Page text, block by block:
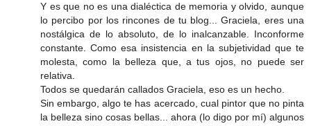
Y es que no es una dialéctica de memoria y olvido, aunque
lo percibo por los rincones de tu blog... Graciela, eres una
nostálgica de lo absoluto, de lo inalcanzable. Inconforme
constante. Como esa insistencia en la subjetividad que te
molesta, como la belleza que, a tus ojos, no puede ser
relativa.
Todos se quedarán callados Graciela, eso es un hecho.
Sin embargo, algo te has acercado, cual pintor que no pinta
la belleza sino cosas bellas... ahora (lo digo por mí) algunos